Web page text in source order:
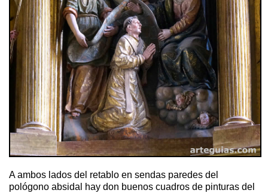
A ambos lados del retablo en sendas paredes del
pológono absidal hay don buenos cuadros de pinturas del